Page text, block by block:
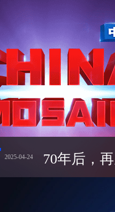
2025-04-24 70年后，